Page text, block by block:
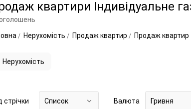
квартири Індивідуальне
Нерухомість Продаж квартир Продаж квартир
Нерухомість
стрічки Список Валюта Гривня